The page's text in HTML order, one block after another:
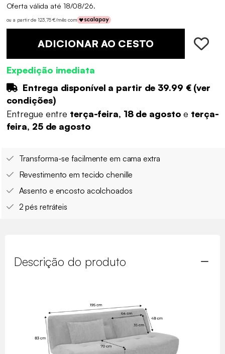
Oferta válida até 18/08/26.
ou a partir de 123,75 €/mês com
ADICIONAR AO CESTO
Expedição imediata
Entrega disponível a partir de 39.99 €(ver
condições)
Entregue entre terça-feira, 18 de agostoe terça-
feira, 25 de agosto
Transforma-se facilmente em cama extra
Revestimento em tecido chenille
Assento e encosto acolchoados
2 pés retráteis
Descrição do produto